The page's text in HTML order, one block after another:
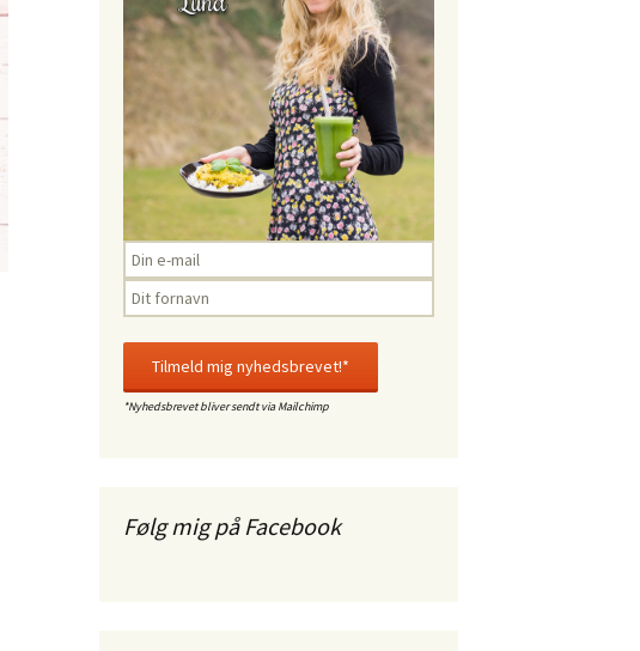
*Nyhedsbrevet bliver sendt via Mailchimp
Følg mig på Facebook